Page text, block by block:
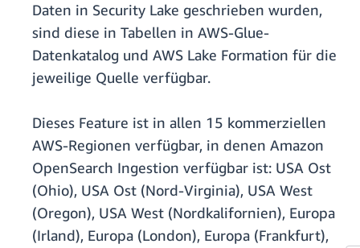
Daten in Security Lake geschrieben wurden,
sind diese in Tabellen in AWS-Glue-
Datenkatalog und AWS Lake Formation für die
jeweilige Quelle verfügbar.
Dieses Feature ist in allen 15 kommerziellen
AWS-Regionen verfügbar, in denen Amazon
OpenSearch Ingestion verfügbar ist: USA Ost
(Ohio), USA Ost (Nord-Virginia), USA West
(Oregon), USA West (Nordkalifornien), Europa
(Irland), Europa (London), Europa (Frankfurt),